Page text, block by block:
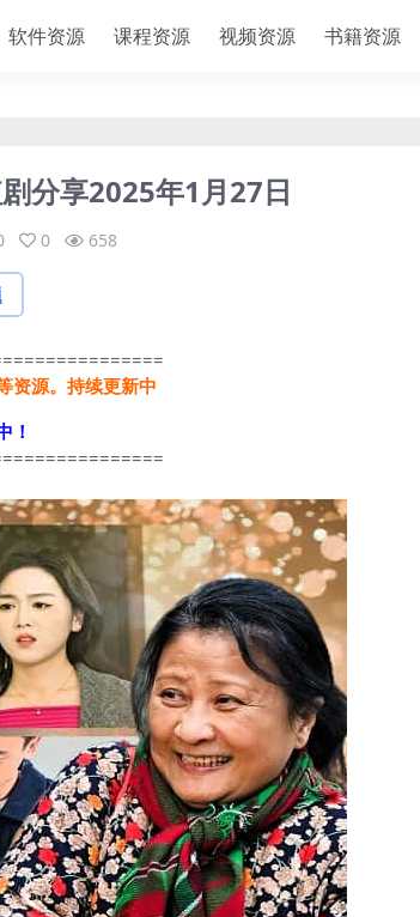
软件资源 课程资源 视频资源 书籍资源
分享2025年1月27日
0 658
资源。持续更新中
！